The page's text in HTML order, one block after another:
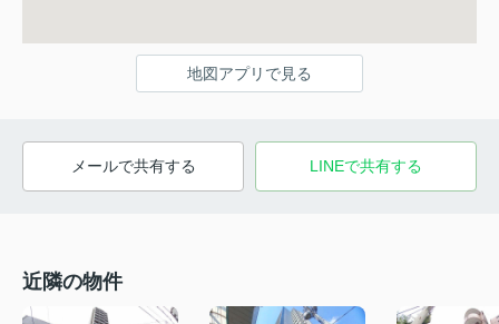
地図アプリで見る
メールで共有する LINEで共有する
近隣の物件